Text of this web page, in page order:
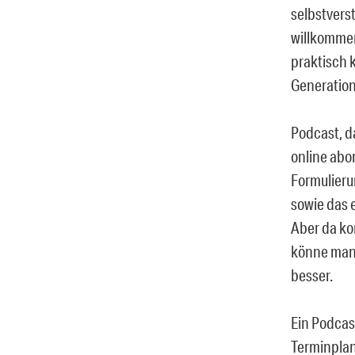
praktisch
Podcast,
online
sowie das
Aber da
könne
besser.
Ein